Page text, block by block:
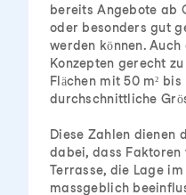
bereits Angebote ab
oder besonders gut
werden können.
Konzepten gerecht
Flächen mit 50 m²
durchschnittliche
Diese Zahlen dienen
dabei, dass Faktoren
Terrasse, die Lage
massgeblich